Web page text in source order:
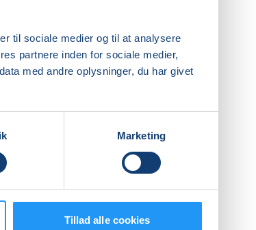
til sociale medier og til at analysere
partnere inden for sociale medier,
med andre oplysninger, du har givet
Marketing
Tillad alle cookies
samarbejdet
åndedræt,